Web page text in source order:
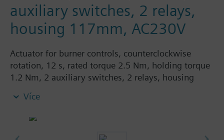
auxiliary switches, 2 relays,
housing 117mm, AC230V
Actuator for burner controls, counterclockwise
rotation, 12 s, rated torque 2.5 Nm, holding torque
1.2 Nm, 2 auxiliary switches, 2 relays, housing
Více